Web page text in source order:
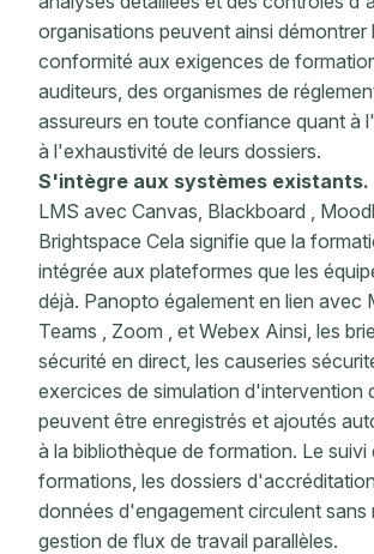
organisations peuvent ainsi démontrer
conformité aux exigences de
auditeurs, des organismes de
assureurs en toute confiance quant à
à l'exhaustivité de leurs dossiers.
S'intègre aux systèmes existants.
LMS avec Canvas, Blackboard ,
Brightspace Cela signifie que la
intégrée aux plateformes que les
déjà. Panopto également en lien avec
Teams , Zoom , et Webex Ainsi, les
sécurité en direct, les causeries
exercices de simulation d'intervention
peuvent être enregistrés et ajoutés
à la bibliothèque de formation. Le suivi
formations, les dossiers
données d'engagement circulent sans
gestion de flux de travail parallèles.